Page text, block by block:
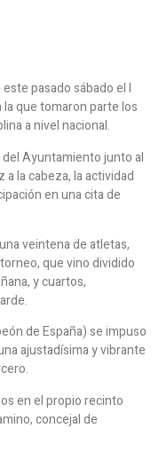
pasado sábado el I
la que tomaron parte los
a nivel nacional.
Ayuntamiento junto al
la cabeza, la actividad
en una cita de
veintena de atletas,
que vino dividido
y cuartos,
de España) se impuso
ajustadísima y vibrante
en el propio recinto
concejal de